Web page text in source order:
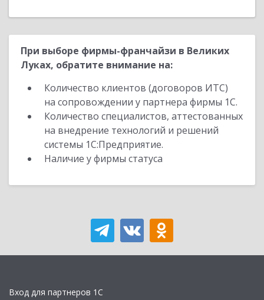
При выборе фирмы-франчайзи в Великих
Луках, обратите внимание на:
Количество клиентов (договоров ИТС)
на сопровождении у партнера фирмы 1С.
Количество специалистов, аттестованных
на внедрение технологий и решений
системы 1С:Предприятие.
Наличие у фирмы статуса
Вход для партнеров 1С